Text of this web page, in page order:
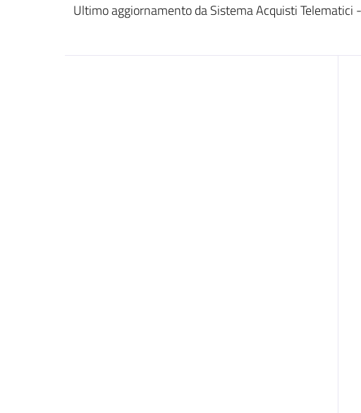
Ultimo aggiornamento da Sistema Acquisti Telematici -